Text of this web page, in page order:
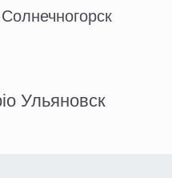
Ульяновск